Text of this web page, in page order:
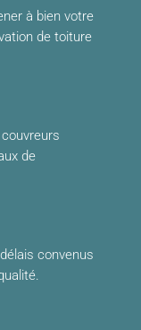
à bien votre
de toiture
de
convenus